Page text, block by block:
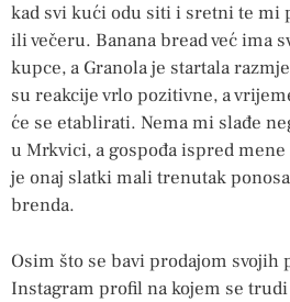
kad svi kući odu siti i sretni te mi
ili večeru. Banana bread već ima
kupce, a Granola je startala
su reakcije vrlo pozitivne, a
će se etablirati. Nema mi slađe
u Mrkvici, a gospođa ispred
je onaj slatki mali trenutak
brenda.
Osim što se bavi prodajom svojih
Instagram profil na kojem se